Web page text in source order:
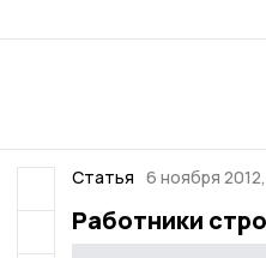
Статья 6 ноября
Работники